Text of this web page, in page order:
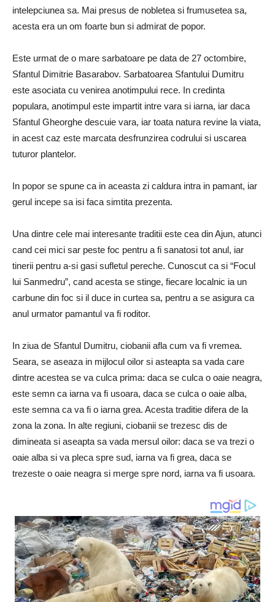
intelepciunea sa. Mai presus de nobletea si frumusetea sa,
acesta era un om foarte bun si admirat de popor.
Este urmat de o mare sarbatoare pe data de 27 octombire,
Sfantul Dimitrie Basarabov. Sarbatoarea Sfantului Dumitru
este asociata cu venirea anotimpului rece. In credinta
populara, anotimpul este impartit intre vara si iarna, iar daca
Sfantul Gheorghe descuie vara, iar toata natura revine la viata,
in acest caz este marcata desfrunzirea codrului si uscarea
tuturor plantelor.
In popor se spune ca in aceasta zi caldura intra in pamant, iar
gerul incepe sa isi faca simtita prezenta.
Una dintre cele mai interesante traditii este cea din Ajun, atunci
cand cei mici sar peste foc pentru a fi sanatosi tot anul, iar
tinerii pentru a-si gasi sufletul pereche. Cunoscut ca si “Focul
lui Sanmedru”, cand acesta se stinge, fiecare localnic ia un
carbune din foc si il duce in curtea sa, pentru a se asigura ca
anul urmator pamantul va fi roditor.
In ziua de Sfantul Dumitru, ciobanii afla cum va fi vremea.
Seara, se aseaza in mijlocul oilor si asteapta sa vada care
dintre acestea se va culca prima: daca se culca o oaie neagra,
este semn ca iarna va fi usoara, daca se culca o oaie alba,
este semna ca va fi o iarna grea. Acesta traditie difera de la
zona la zona. In alte regiuni, ciobanii se trezesc dis de
dimineata si aseapta sa vada mersul oilor: daca se va trezi o
oaie alba si va pleca spre sud, iarna va fi grea, daca se
trezeste o oaie neagra si merge spre nord, iarna va fi usoara.